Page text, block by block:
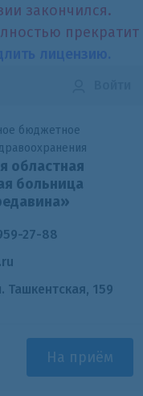
закончился.
прекратит
бюджетное
областная
больница
27-88
Ташкентская, 159
На приём